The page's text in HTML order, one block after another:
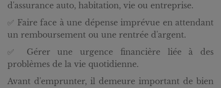
d'assurance auto, habitation, vie ou entreprise.
✅ Faire face à une dépense imprévue en attendant
un remboursement ou une rentrée d'argent.
✅ Gérer une urgence financière liée à des
problèmes de la vie quotidienne.
Avant d'emprunter, il demeure important de bien